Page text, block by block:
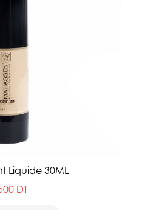
Liquide 30ML
DT